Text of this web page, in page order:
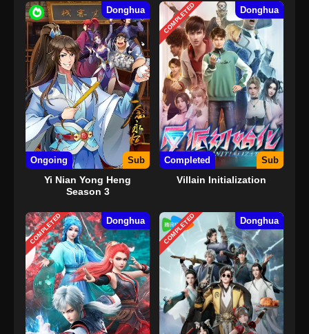
Donghua
Ongoing Sub
Yi Nian Yong Heng
Season 3
COMPLETED Donghua
Completed Sub
Villain Initialization
COMPLETED Donghua COMPLETED Donghua